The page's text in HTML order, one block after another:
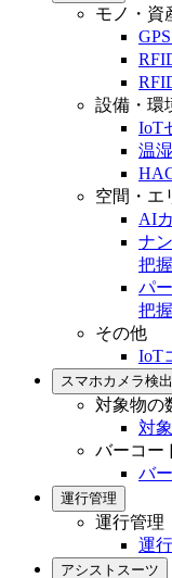
モノ・資
設備・環
IoT
温
空間・エ
AI
ナ
把握
パ
把握
その他
IoT
スマホカメラ検出
対象物の
対
バーコー
バ
運行管理
運行管理
運
アシストスーツ